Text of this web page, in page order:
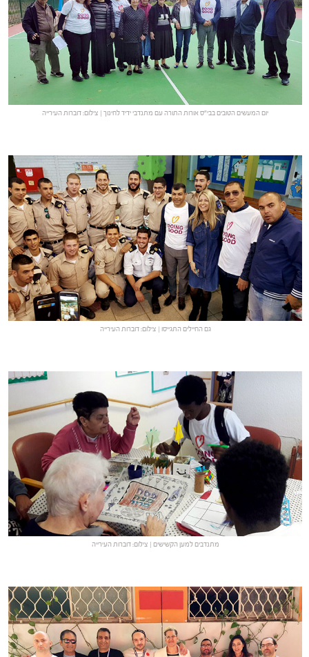
יום המעשים הטובים בבי"ס אורות התורה עם מתנדבי ידיד לחינוך | צילום: דוברות העירייה
גם החיילים התגייסו | צילום: דוברות העירייה
מתנדבים למען הקשישים | צילום: דוברות העירייה